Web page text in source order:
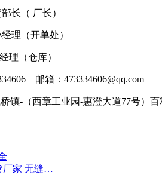
长（ 厂长）
理（开单处）
理（仓库）
邮箱：473334606@qq.com
镇-（西章工业园-惠澄大道77号）
厂家 无缝…